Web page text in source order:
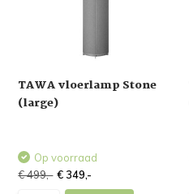
TAWA vloerlamp Stone
(large)
Op voorraad
€ 499,- € 349,-